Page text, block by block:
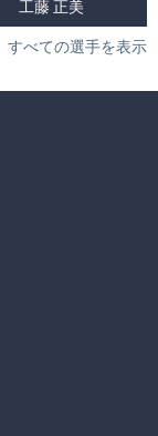
工藤 正美
すべての選手を表示